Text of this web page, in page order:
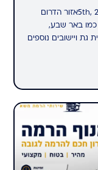
Last updated on אוגוסט 5th, 2026 at 02:40 pmאזור הדרום
כמו באר שבע,
גת ויישובים נוספים